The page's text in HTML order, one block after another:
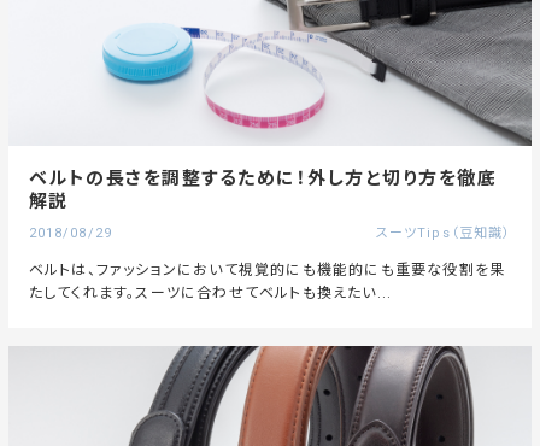
ベルトの長さを調整するために！外し方と切り方を徹底
解説
2018/08/29 スーツTips（豆知識）
ベルトは、ファッションにおいて視覚的にも機能的にも重要な役割を果
たしてくれます。スーツに合わせてベルトも換えたい...